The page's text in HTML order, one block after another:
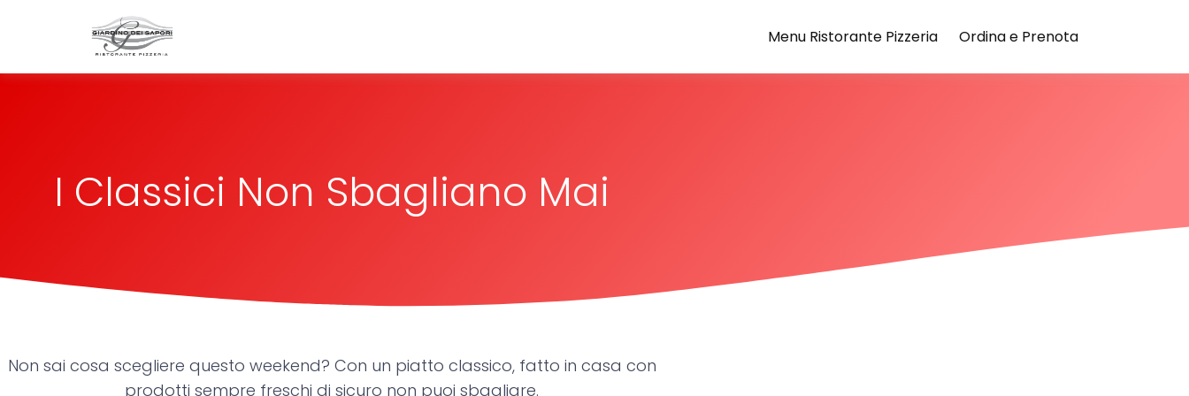
Menu Ristorante Pizzeria Ordina e Prenota
I Classici Non Sbagliano Mai
Non sai cosa scegliere questo weekend? Con un piatto classico, fatto in casa con
prodotti sempre freschi di sicuro non puoi sbagliare.